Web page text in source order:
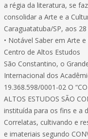
a régia da literatura, se
consolidar a Arte e a
Caraguatatuba/SP, aos
• Notável Saber em Arte
Centro de Altos Estudos
São Constantino, o
Internacional dos
19.368.598/0001-02 O
ALTOS ESTUDOS SÃO
instituída para os fins e a
Correlatas, cultivando e
e imateriais segundo